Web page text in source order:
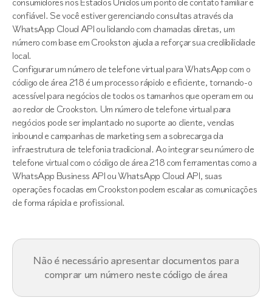
confiável. Se você estiver gerenciando consultas através da
WhatsApp Cloud API ou lidando com chamadas diretas, um
número com base em Crookston ajuda a reforçar sua credibilidade
local.
Configurar um número de telefone virtual para WhatsApp com o
código de área 218 é um processo rápido e eficiente, tornando-o
acessível para negócios de todos os tamanhos que operam em ou
ao redor de Crookston. Um número de telefone virtual para
negócios pode ser implantado no suporte ao cliente, vendas
inbound e campanhas de marketing sem a sobrecarga da
infraestrutura de telefonia tradicional. Ao integrar seu número de
telefone virtual com o código de área 218 com ferramentas como a
WhatsApp Business API ou WhatsApp Cloud API, suas
operações focadas em Crookston podem escalar as comunicações
de forma rápida e profissional.
Não é necessário apresentar documentos para
comprar um número neste código de área